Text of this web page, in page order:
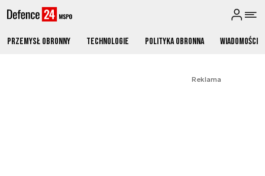
Przemysł obronny Technologie Polityka obronna Wiadomości
Reklama